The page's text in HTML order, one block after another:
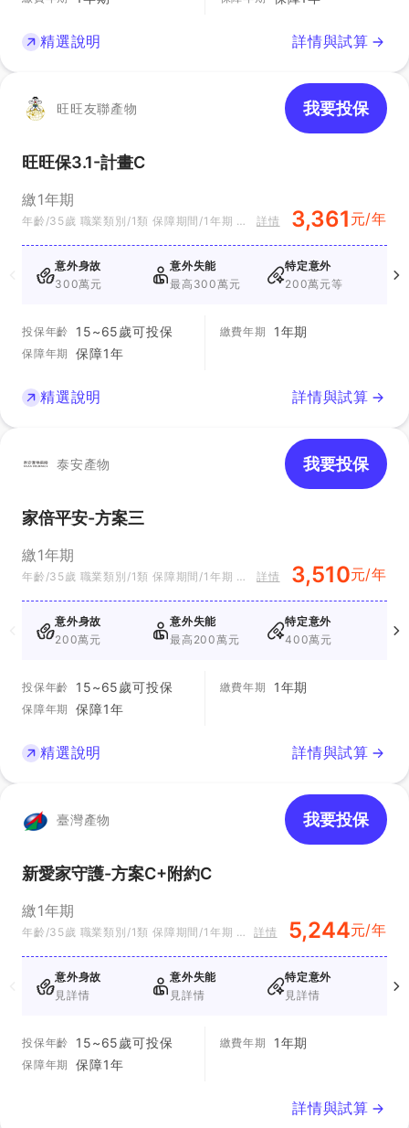
精選說明 詳情與試算
旺旺友聯產物 我要投保
旺旺保3.1-計畫C
繳1年期
年齡/35歲 職業類別/1類 保障期間/1年期 方
詳情 3,361 元/年
意外身故
300萬元
意外失能
最高300萬元
特定意外
200萬元等
投保年齡 15~65歲可投保
保障年期 保障1年
繳費年期 1年期
精選說明 詳情與試算
泰安產物 我要投保
家倍平安-方案三
繳1年期
年齡/35歲 職業類別/1類 保障期間/1年期 方
詳情 3,510元/年
意外身故
200萬元
意外失能
最高200萬元
特定意外
400萬元
投保年齡 15~65歲可投保
保障年期 保障1年
繳費年期 1年期
精選說明 詳情與試算
臺灣產物 我要投保
新愛家守護-方案C+附約C
繳1年期
年齡/35歲 職業類別/1類 保障期間/1年期 方
詳情 5,244元/年
意外身故
見詳情
意外失能
見詳情
特定意外
見詳情
投保年齡 15~65歲可投保
保障年期 保障1年
繳費年期 1年期
詳情與試算